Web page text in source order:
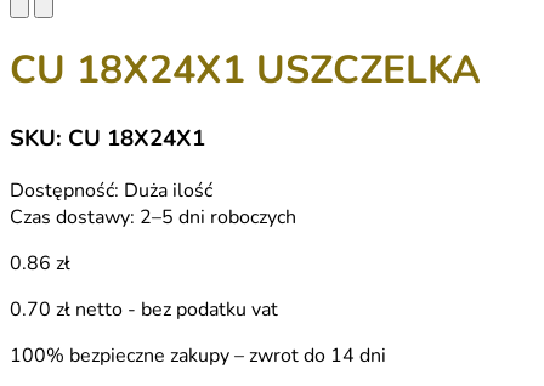
CU 18X24X1 USZCZELKA
SKU: CU 18X24X1
Dostępność: Duża ilość
Czas dostawy: 2–5 dni roboczych
0.86 zł
0.70 zł netto - bez podatku vat
100% bezpieczne zakupy – zwrot do 14 dni